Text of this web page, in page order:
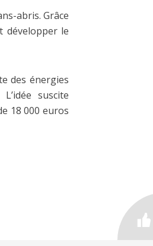
abris. Grâce
développer le
des énergies
L’idée suscite
18 000 euros